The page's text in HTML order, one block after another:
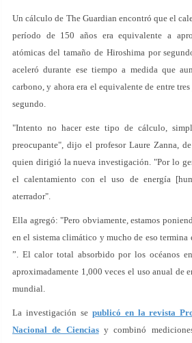
Un cálculo de The Guardian encontró que el
período de 150 años era equivalente a
atómicas del tamaño de Hiroshima por
aceleró durante ese tiempo a medida que
carbono, y ahora era el equivalente de entre
segundo.
"Intento no hacer este tipo de cálculo,
preocupante", dijo el profesor Laure Zanna,
quien dirigió la nueva investigación. "Por lo
el calentamiento con el uso de energía
aterrador".
Ella agregó: "Pero obviamente, estamos
en el sistema climático y mucho de eso termina
”. El calor total absorbido por los océanos
aproximadamente 1,000 veces el uso anual de
mundial.
La investigación se publicó en la revista
Nacional de Cienciasy combinó